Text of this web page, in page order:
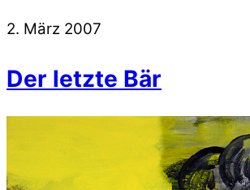
2. März 2007
Der letzte Bär